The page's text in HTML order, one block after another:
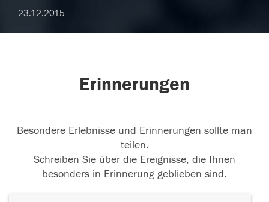
23.12.2015
Erinnerungen
Besondere Erlebnisse und Erinnerungen sollte man
teilen.
Schreiben Sie über die Ereignisse, die Ihnen
besonders in Erinnerung geblieben sind.